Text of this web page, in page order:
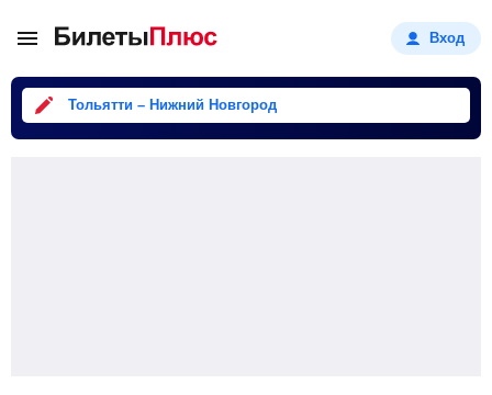
Вход
Тольятти – Нижний Новгород